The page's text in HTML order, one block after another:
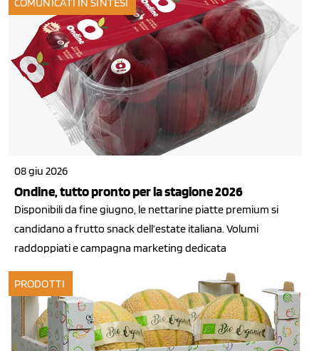
08 giu 2026
Ondine, tutto pronto per la stagione 2026
Disponibili da fine giugno, le nettarine piatte premium si
candidano a frutto snack dell’estate italiana. Volumi
raddoppiati e campagna marketing dedicata
PRODOTTI